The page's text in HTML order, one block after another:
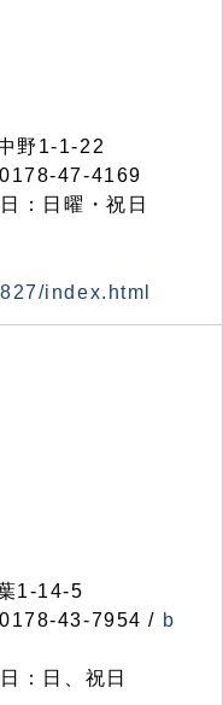
野1-1-22
47-4169
：日曜・祝日
index.html
1-14-5
43-7954 / b
：日、祝日